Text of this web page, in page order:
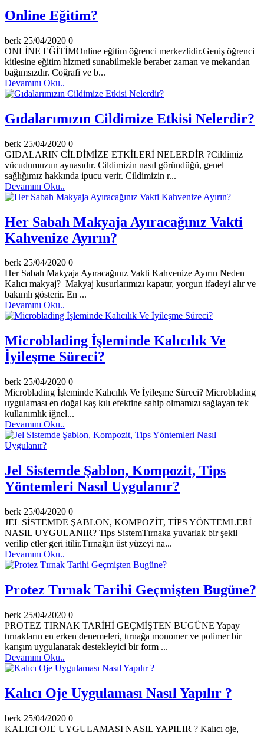
Online Eğitim?
berk 25/04/2020 0
ONLİNE EĞİTİMOnline eğitim öğrenci merkezlidir.Geniş öğrenci
kitlesine eğitim hizmeti sunabilmekle beraber zaman ve mekandan
bağımsızdır. Coğrafi ve b...
Devamını Oku..
Gıdalarımızın Cildimize Etkisi Nelerdir?
berk 25/04/2020 0
GIDALARIN CİLDİMİZE ETKİLERİ NELERDİR ?Cildimiz
vücudumuzun aynasıdır. Cildimizin nasıl göründüğü, genel
sağlığımız hakkında ipucu verir. Cildimizin r...
Devamını Oku..
Her Sabah Makyaja Ayıracağınız Vakti
Kahvenize Ayırın?
berk 25/04/2020 0
Her Sabah Makyaja Ayıracağınız Vakti Kahvenize Ayırın Neden
Kalıcı makyaj? Makyaj kusurlarımızı kapatır, yorgun ifadeyi alır ve
bakımlı gösterir. En ...
Devamını Oku..
Microblading İşleminde Kalıcılık Ve
İyileşme Süreci?
berk 25/04/2020 0
Microblading İşleminde Kalıcılık Ve İyileşme Süreci? Microblading
uygulaması en doğal kaş kılı efektine sahip olmamızı sağlayan tek
kullanımlık iğnel...
Devamını Oku..
Jel Sistemde Şablon, Kompozit, Tips
Yöntemleri Nasıl Uygulanır?
berk 25/04/2020 0
JEL SİSTEMDE ŞABLON, KOMPOZİT, TİPS YÖNTEMLERİ
NASIL UYGULANIR? Tips SistemTırnaka yuvarlak bir şekil
verilip etler geri itilir.Tırnağın üst yüzeyi na...
Devamını Oku..
Protez Tırnak Tarihi Geçmişten Bugüne?
berk 25/04/2020 0
PROTEZ TIRNAK TARİHİ GEÇMİŞTEN BUGÜNE Yapay
tırnakların en erken denemeleri, tırnağa monomer ve polimer bir
karışım uygulanarak destekleyici bir form ...
Devamını Oku..
Kalıcı Oje Uygulaması Nasıl Yapılır ?
berk 25/04/2020 0
KALICI OJE UYGULAMASI NASIL YAPILIR ? Kalıcı oje,